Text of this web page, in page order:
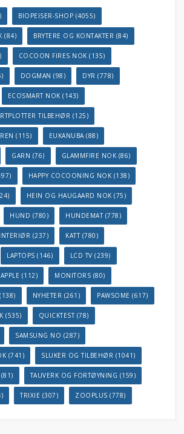
BIOPEISER-SHOP (4055)
(84) BRYTERE OG KONTAKTER (84)
COCOON FIRES NOK (135)
DOGMAN (98) DYR (778)
ECOSMART NOK (143)
TILBEHØR (125)
(115) EUKANUBA(88)
GARN (76) GLAMMFIRE NOK (86)
HAPPY COCOONING NOK (138)
HEIN OG HAUGAARD NOK (75)
HUND (780) HUNDEMAT(778)
(237) KATT(780)
LAPTOPS (146) LCD TV (239)
(112) MONITORS (80)
(138) NYHETER (261) PAWSOME (617)
(535) QUICKTEST(78)
SAMSUNG NO (287)
(741) SLUKER OG TILBEHØR (1041)
(81) TAUVERK OG FORTØYNING (159)
TRIXIE (307) ZOOPLUS (778)